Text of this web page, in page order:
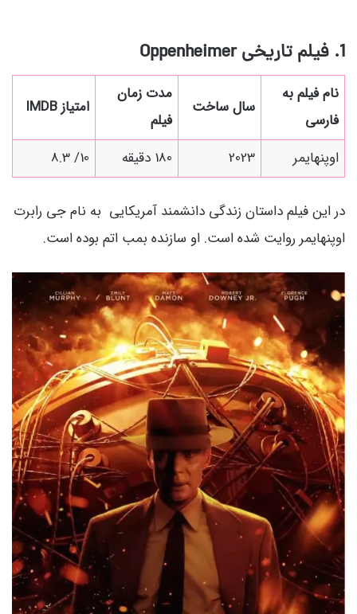
1. فیلم تاریخی Oppenheimer
نام فیلم به
فارسی
سال ساخت
مدت زمان
فیلم
امتیاز IMDB
اوپنهایمر 2023 180 دقیقه 10/ 8.3
در این فیلم داستان زندگی دانشمند آمریکایی به نامجی رابرت
اوپنهایمر روایت شده است. او سازنده بمب اتم بوده است.